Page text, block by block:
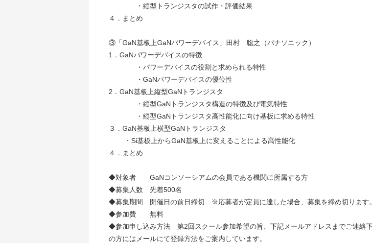
・縦型トランジスタの試作・評価結果
４．まとめ
③「GaN基板上GaNパワーデバイス」田村 聡之（パナソニック）
1．GaNパワーデバイスの特徴
・パワーデバイスの役割と求められる特性
・GaNパワーデバイスの優位性
2．GaN基板上縦型GaNトランジスタ
・縦型GaNトランジスタ構造の特徴及び電気特性
・縦型GaNトランジスタ高性能化に向け基板に求める特性
３．GaN基板上横型GaNトランジスタ
・Si基板上からGaN基板上に変えることによる高性能化
４．まとめ
◆対象者 GaNコンソーシアムの会員である機関に所属する方
◆募集人数 先着500名
◆募集期間 開催日の前日締切 ※応募者が定員に達した場合、募集を締め切ります。
◆参加費 無料
◆参加申し込み方法 第2回スクール参加希望の旨、下記メールアドレスまでご連絡
の方にはメールにて登録方法をご案内しています。